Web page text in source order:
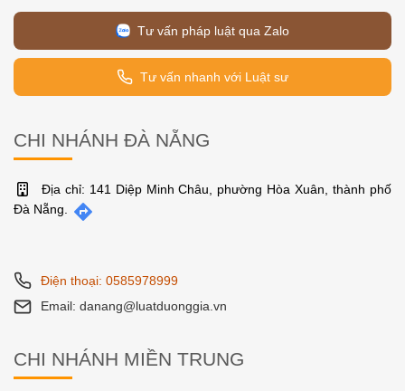
Tư vấn pháp luật qua Zalo
Tư vấn nhanh với Luật sư
CHI NHÁNH ĐÀ NẴNG
Địa chỉ: 141 Diệp Minh Châu, phường Hòa Xuân, thành phố
Đà Nẵng.
Điện thoại: 0585978999
Email: danang@luatduonggia.vn
CHI NHÁNH MIỀN TRUNG